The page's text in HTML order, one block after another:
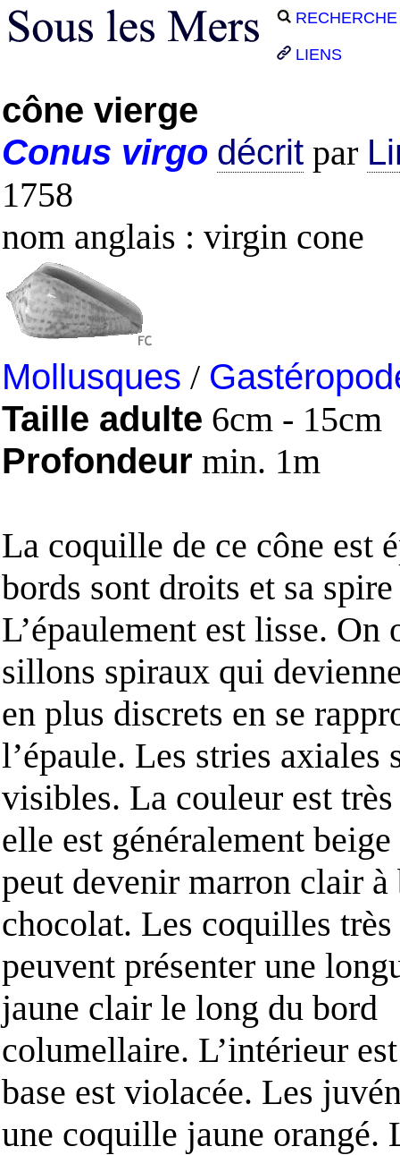
RECHERCHE
LIENS
cône vierge
Conus virgo décrit par
1758
nom anglais : virgin cone
Mollusques /
Taille adulte 6cm - 15cm
Profondeur min. 1m
La coquille de ce cône est
bords sont droits et sa
L’épaulement est lisse. On
sillons spiraux qui
en plus discrets en se
l’épaule. Les stries axiales
visibles. La couleur est
elle est généralement
peut devenir marron clair à
chocolat. Les coquilles très
peuvent présenter une
jaune clair le long du bord
columellaire. L’intérieur
base est violacée. Les
une coquille jaune orangé.